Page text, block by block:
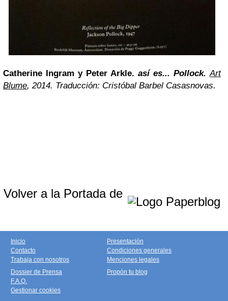
Catherine Ingram y Peter Arkle. así es... Pollock.Art
Blume, 2014. Traducción: Cristóbal Barbel Casasnovas.
Volver a la Portada de
Inicio
Contacto
Trabaja con nosotros
Presentación
Condiciones generales
Menciones legales
Dossier de Prensa
F.A.Q.
Gestionar cookies
Propón tu blog